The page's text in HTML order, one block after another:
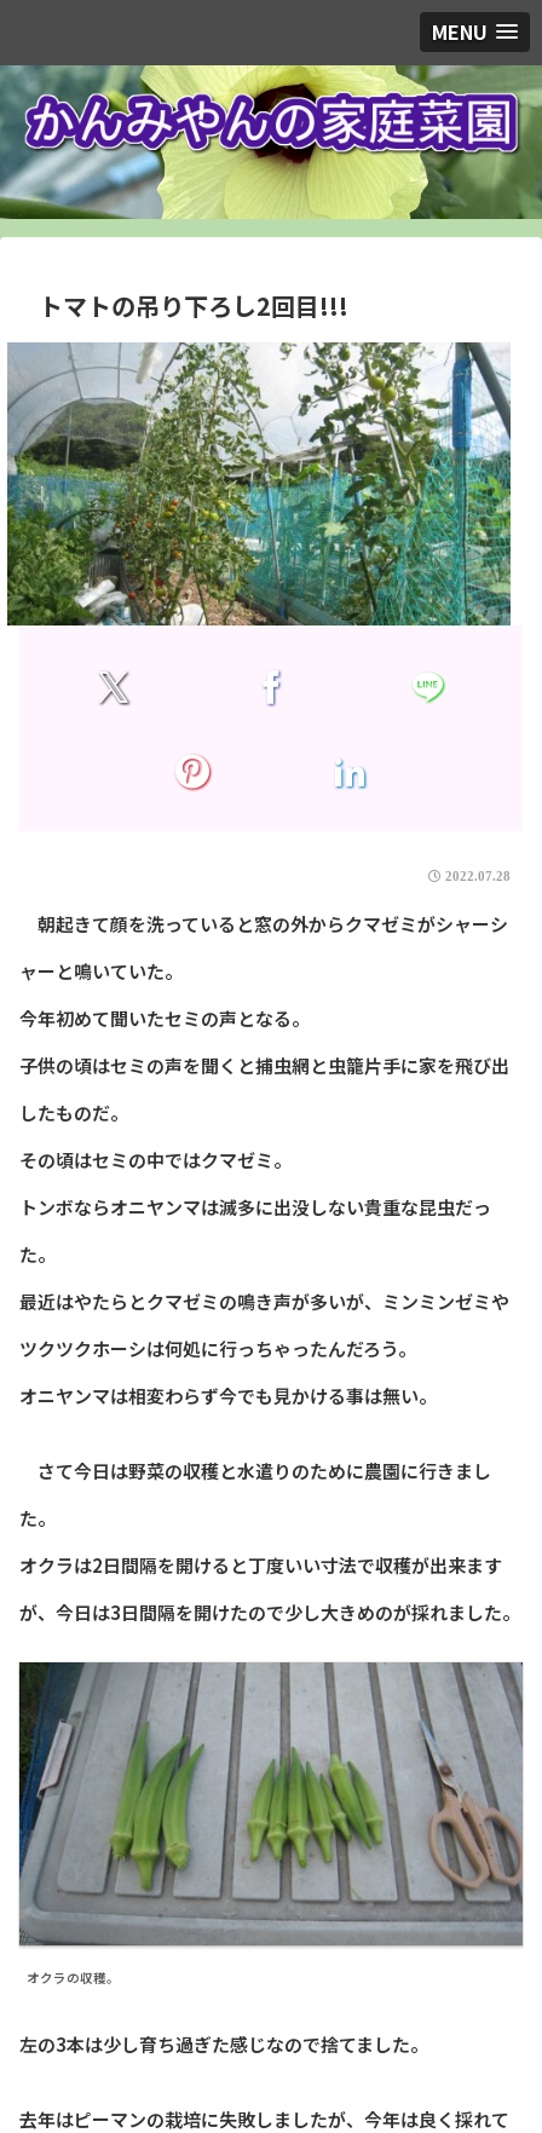
MENU
トマトの吊り下ろし2回目!!!
2022.07.28
朝起きて顔を洗っていると窓の外からクマゼミがシャーシ
ャーと鳴いていた。
今年初めて聞いたセミの声となる。
子供の頃はセミの声を聞くと捕虫網と虫籠片手に家を飛び出
したものだ。
その頃はセミの中ではクマゼミ。
トンボならオニヤンマは滅多に出没しない貴重な昆虫だっ
た。
最近はやたらとクマゼミの鳴き声が多いが、ミンミンゼミや
ツクツクホーシは何処に行っちゃったんだろう。
オニヤンマは相変わらず今でも見かける事は無い。
さて今日は野菜の収穫と水遣りのために農園に行きまし
た。
オクラは2日間隔を開けると丁度いい寸法で収穫が出来ます
が、今日は3日間隔を開けたので少し大きめのが採れました。
オクラの収穫。
左の3本は少し育ち過ぎた感じなので捨てました。
去年はピーマンの栽培に失敗しましたが、今年は良く採れて